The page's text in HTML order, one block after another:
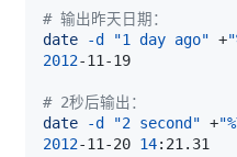
# 输出昨天日期：
date
-d "1 day ago" +
2012
# 2秒后输出：
date
-d "2 second" +
2012-11-20 14